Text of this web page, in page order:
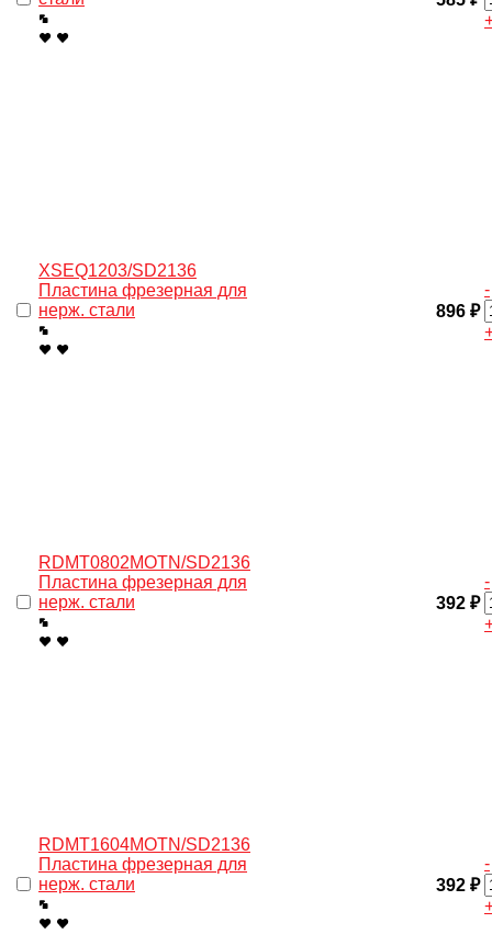
XSEQ1203/SD2136
Пластина фрезерная для
нерж. cтали
896 ₽
-
RDMT0802MOTN/SD2136
Пластина фрезерная для
нерж. cтали
392 ₽
-
RDMT1604MOTN/SD2136
Пластина фрезерная для
нерж. cтали
392 ₽
-